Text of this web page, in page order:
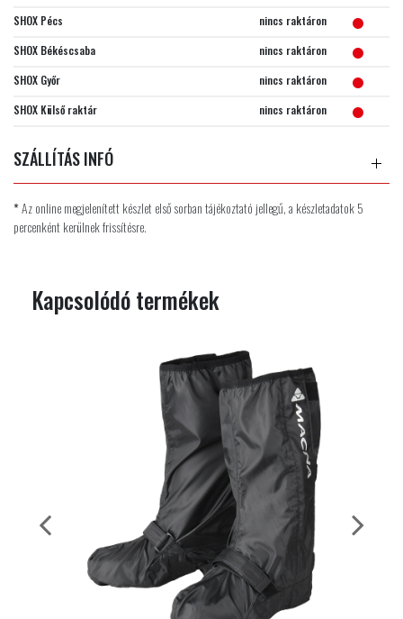
SHOX Pécs
nincs raktáron
SHOX Békéscsaba
nincs raktáron
SHOX Győr
nincs raktáron
SHOX Külső raktár
nincs raktáron
SZÁLLÍTÁS INFÓ
*Az online megjelenített készlet első sorban tájékoztató jellegű, a készletadatok 5
percenként kerülnek frissítésre.
Kapcsolódó termékek